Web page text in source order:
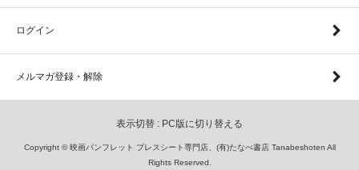
ログイン
メルマガ登録・解除
表示切替 : PC版に切り替える
Copyright © 映画パンフレット プレスシート専門店、(有)たなべ書店 Tanabeshoten All
Rights Reserved.